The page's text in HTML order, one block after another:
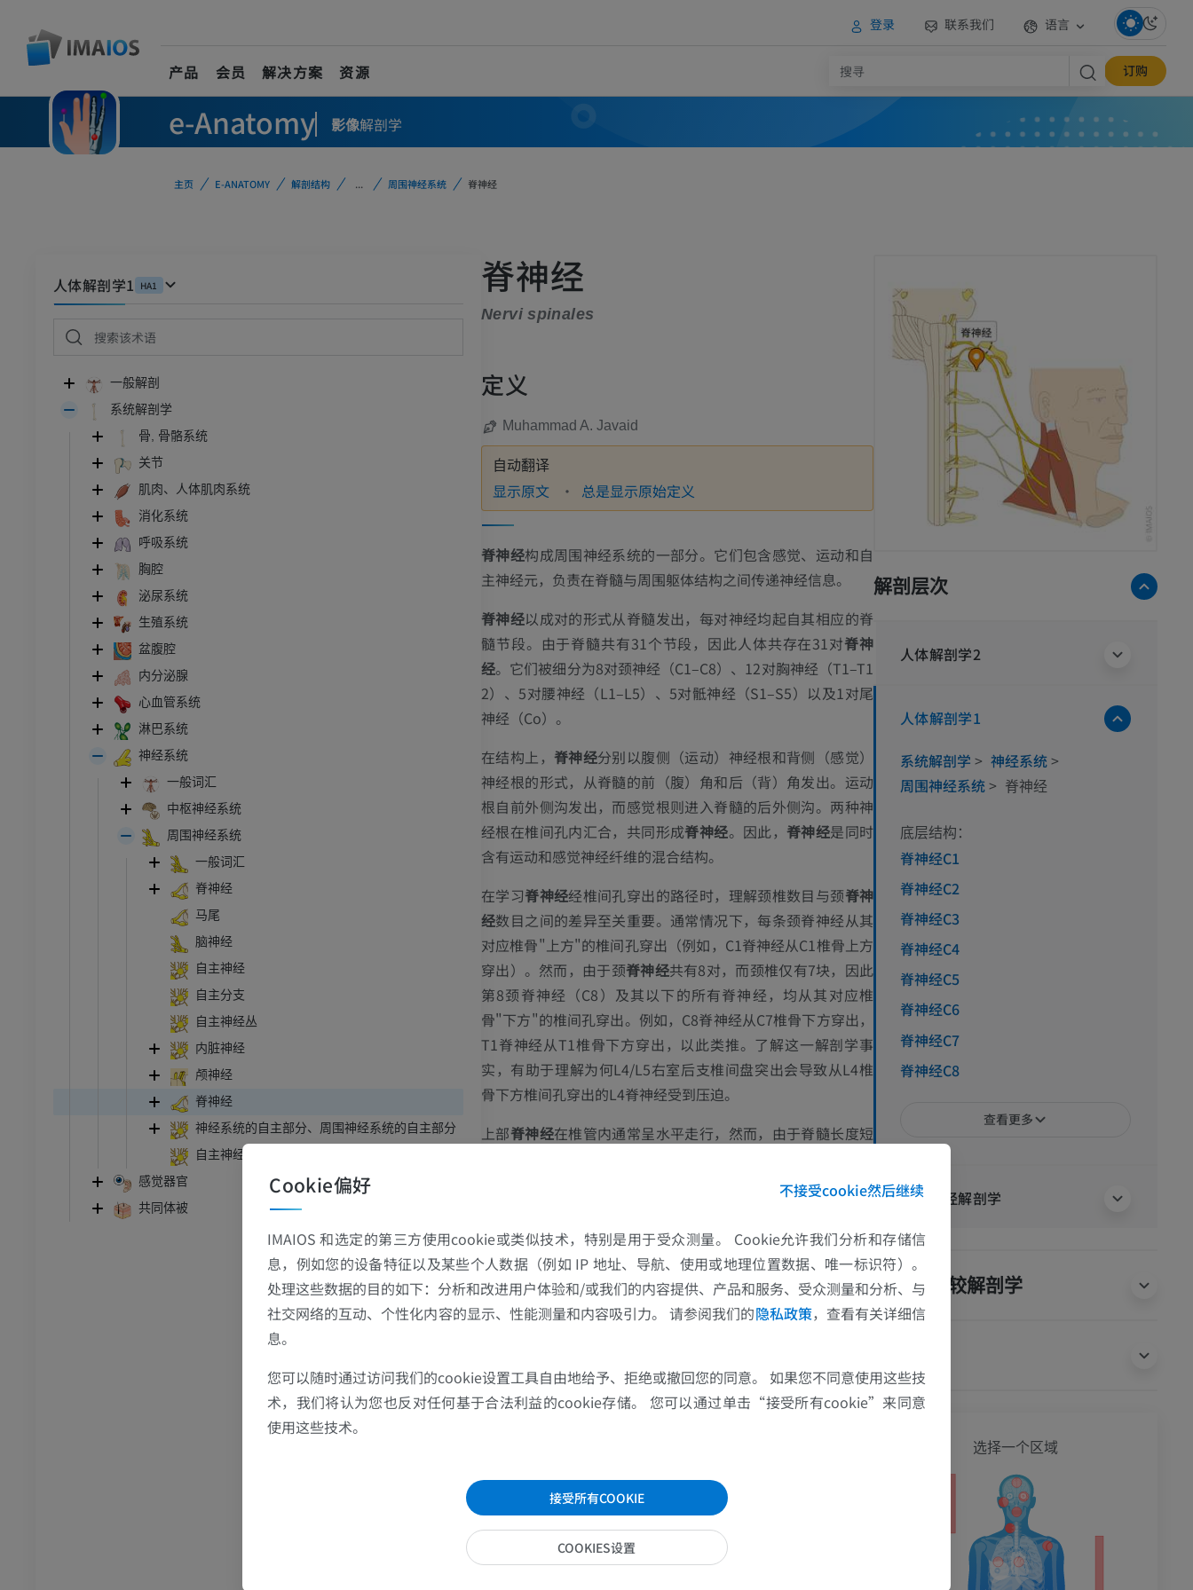
登录 联系我们 语言
产品 会员 解决方案 资源 订购
e-Anatomy 影像解剖学
主页 E-ANATOMY 解剖结构 ... 周围神经系统 脊神经
人体解剖学1 HA1
一般解剖
系统解剖学
骨, 骨骼系统
关节
肌肉、人体肌肉系统
消化系统
呼吸系统
胸腔
泌尿系统
生殖系统
盆腹腔
内分泌腺
心血管系统
淋巴系统
神经系统
一般词汇
中枢神经系统
周围神经系统
一般词汇
脊神经
马尾
脑神经
自主神经
自主分支
自主神经丛
内脏神经
颅神经
脊神经
神经系统的自主部分、周围神经系统的自主部分
自主神经系统
感觉器官
共同体被
脊神经
Nervi spinales
定义
Muhammad A. Javaid
自动翻译
显示原文 总是显示原始定义
脊神经构成周围神经系统的一部分。它们包含感觉、运动和自
主神经元，负责在脊髓与周围躯体结构之间传递神经信息。
脊神经以成对的形式从脊髓发出，每对神经均起自其相应的脊
髓节段。由于脊髓共有31个节段，因此人体共存在31对脊神
经。它们被细分为8对颈神经（C1–C8）、12对胸神经（T1–T1
2）、5对腰神经（L1–L5）、5对骶神经（S1–S5）以及1对尾
神经（Co）。
在结构上， 脊神经分别以腹侧（运动）神经根和背侧（感觉）
神经根的形式，从脊髓的前（腹）角和后（背）角发出。运动
根自前外侧沟发出，而感觉根则进入脊髓的后外侧沟。两种神
经根在椎间孔内汇合，共同形成脊神经。因此，脊神经是同时
含有运动和感觉神经纤维的混合结构。
在学习脊神经经椎间孔穿出的路径时，理解颈椎数目与颈脊神
经数目之间的差异至关重要。通常情况下，每条颈脊神经从其
对应椎骨"上方"的椎间孔穿出（例如，C1脊神经从C1椎骨上方
穿出）。然而，由于颈脊神经共有8对，而颈椎仅有7块，因此
第8颈脊神经（C8）及其以下的所有脊神经，均从其对应椎
骨"下方"的椎间孔穿出。例如，C8脊神经从C7椎骨下方穿出，
T1脊神经从T1椎骨下方穿出，以此类推。了解这一解剖学事
实，有助于理解为何L4/L5右室后支椎间盘突出会导致从L4椎
骨下方椎间孔穿出的L4脊神经受到压迫。
上部脊神经在椎管内通常呈水平走行，然而，由于脊髓长度短
在到达各自的椎间孔之前，需经过较长距离的下行。
区域是进行腰椎穿刺的安全部位，因为该处已无脊髓，但蛛网
膜下腔仍然存在。
每条脊神经经椎间孔穿出椎管后，分为前支和后支。后支较
细，支配后外侧体壁的血管和腺体。前支较粗，形成躯体神经
同，均为含有感觉和运动神经元的混合结构。
除躯体运动和感觉神经元外，脊神经还作为自主交感神经元的
（T1–L2）的脊神经，允许节前交感神经元从前支进入交感
干。这些神经元在交感链神经节内与节后交感神经元的细胞体
形成突触联系。节后交感神经元随后经灰交通支重新进入所有
。返回脊神经后，节后神经元经前支和后支分布至身体
解剖层次
人体解剖学2
人体解剖学1
系统解剖学 > 神经系统>
周围神经系统> 脊神经
底层结构：
脊神经C1
脊神经C2
脊神经C3
脊神经C4
脊神经C5
脊神经C6
脊神经C7
脊神经C8
查看更多
人体神经解剖学
动物的比较解剖学
上肢MRI
MRI
优质会员
下肢血管造影
插画
优质会员
选择一个区域
Cookie偏好 不接受cookie然后继续
IMAIOS 和选定的第三方使用cookie或类似技术，特别是用于受众测量。 Cookie允许我们分析和存储信
息，例如您的设备特征以及某些个人数据（例如 IP 地址、导航、使用或地理位置数据、唯一标识符）。
处理这些数据的目的如下：分析和改进用户体验和/或我们的内容提供、产品和服务、受众测量和分析、与
社交网络的互动、个性化内容的显示、性能测量和内容吸引力。 请参阅我们的隐私政策，查看有关详细信
息。
您可以随时通过访问我们的cookie设置工具自由地给予、拒绝或撤回您的同意。 如果您不同意使用这些技
术，我们将认为您也反对任何基于合法利益的cookie存储。 您可以通过单击“接受所有cookie”来同意
使用这些技术。
接受所有COOKIE
COOKIES设置